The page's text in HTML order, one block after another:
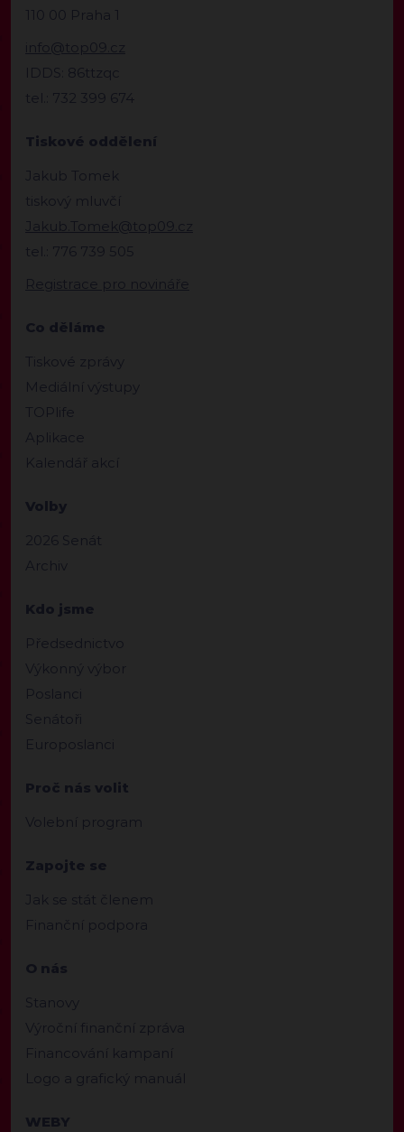
110 00 Praha 1
info@top09.cz
IDDS: 86ttzqc
tel.: 732 399 674
Tiskové oddělení
Jakub Tomek
tiskový mluvčí
Jakub.Tomek@top09.cz
tel.: 776 739 505
Registrace pro novináře
Co děláme
Tiskové zprávy
Mediální výstupy
TOPlife
Aplikace
Kalendář akcí
Volby
2026 Senát
Archiv
Kdo jsme
Předsednictvo
Výkonný výbor
Poslanci
Senátoři
Europoslanci
Proč nás volit
Volební program
Zapojte se
Jak se stát členem
Finanční podpora
O nás
Stanovy
Výroční finanční zpráva
Financování kampaní
Logo a grafický manuál
WEBY